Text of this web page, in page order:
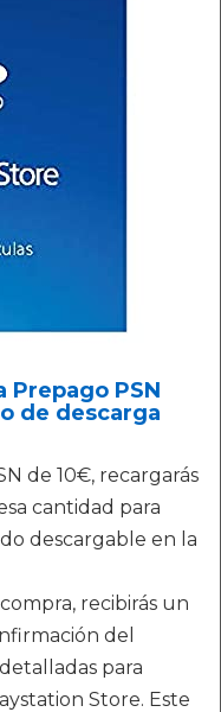
Prepago PSN
de descarga
de 10€, recargarás
cantidad para
descargable en la
recibirás un
del
para
Store. Este